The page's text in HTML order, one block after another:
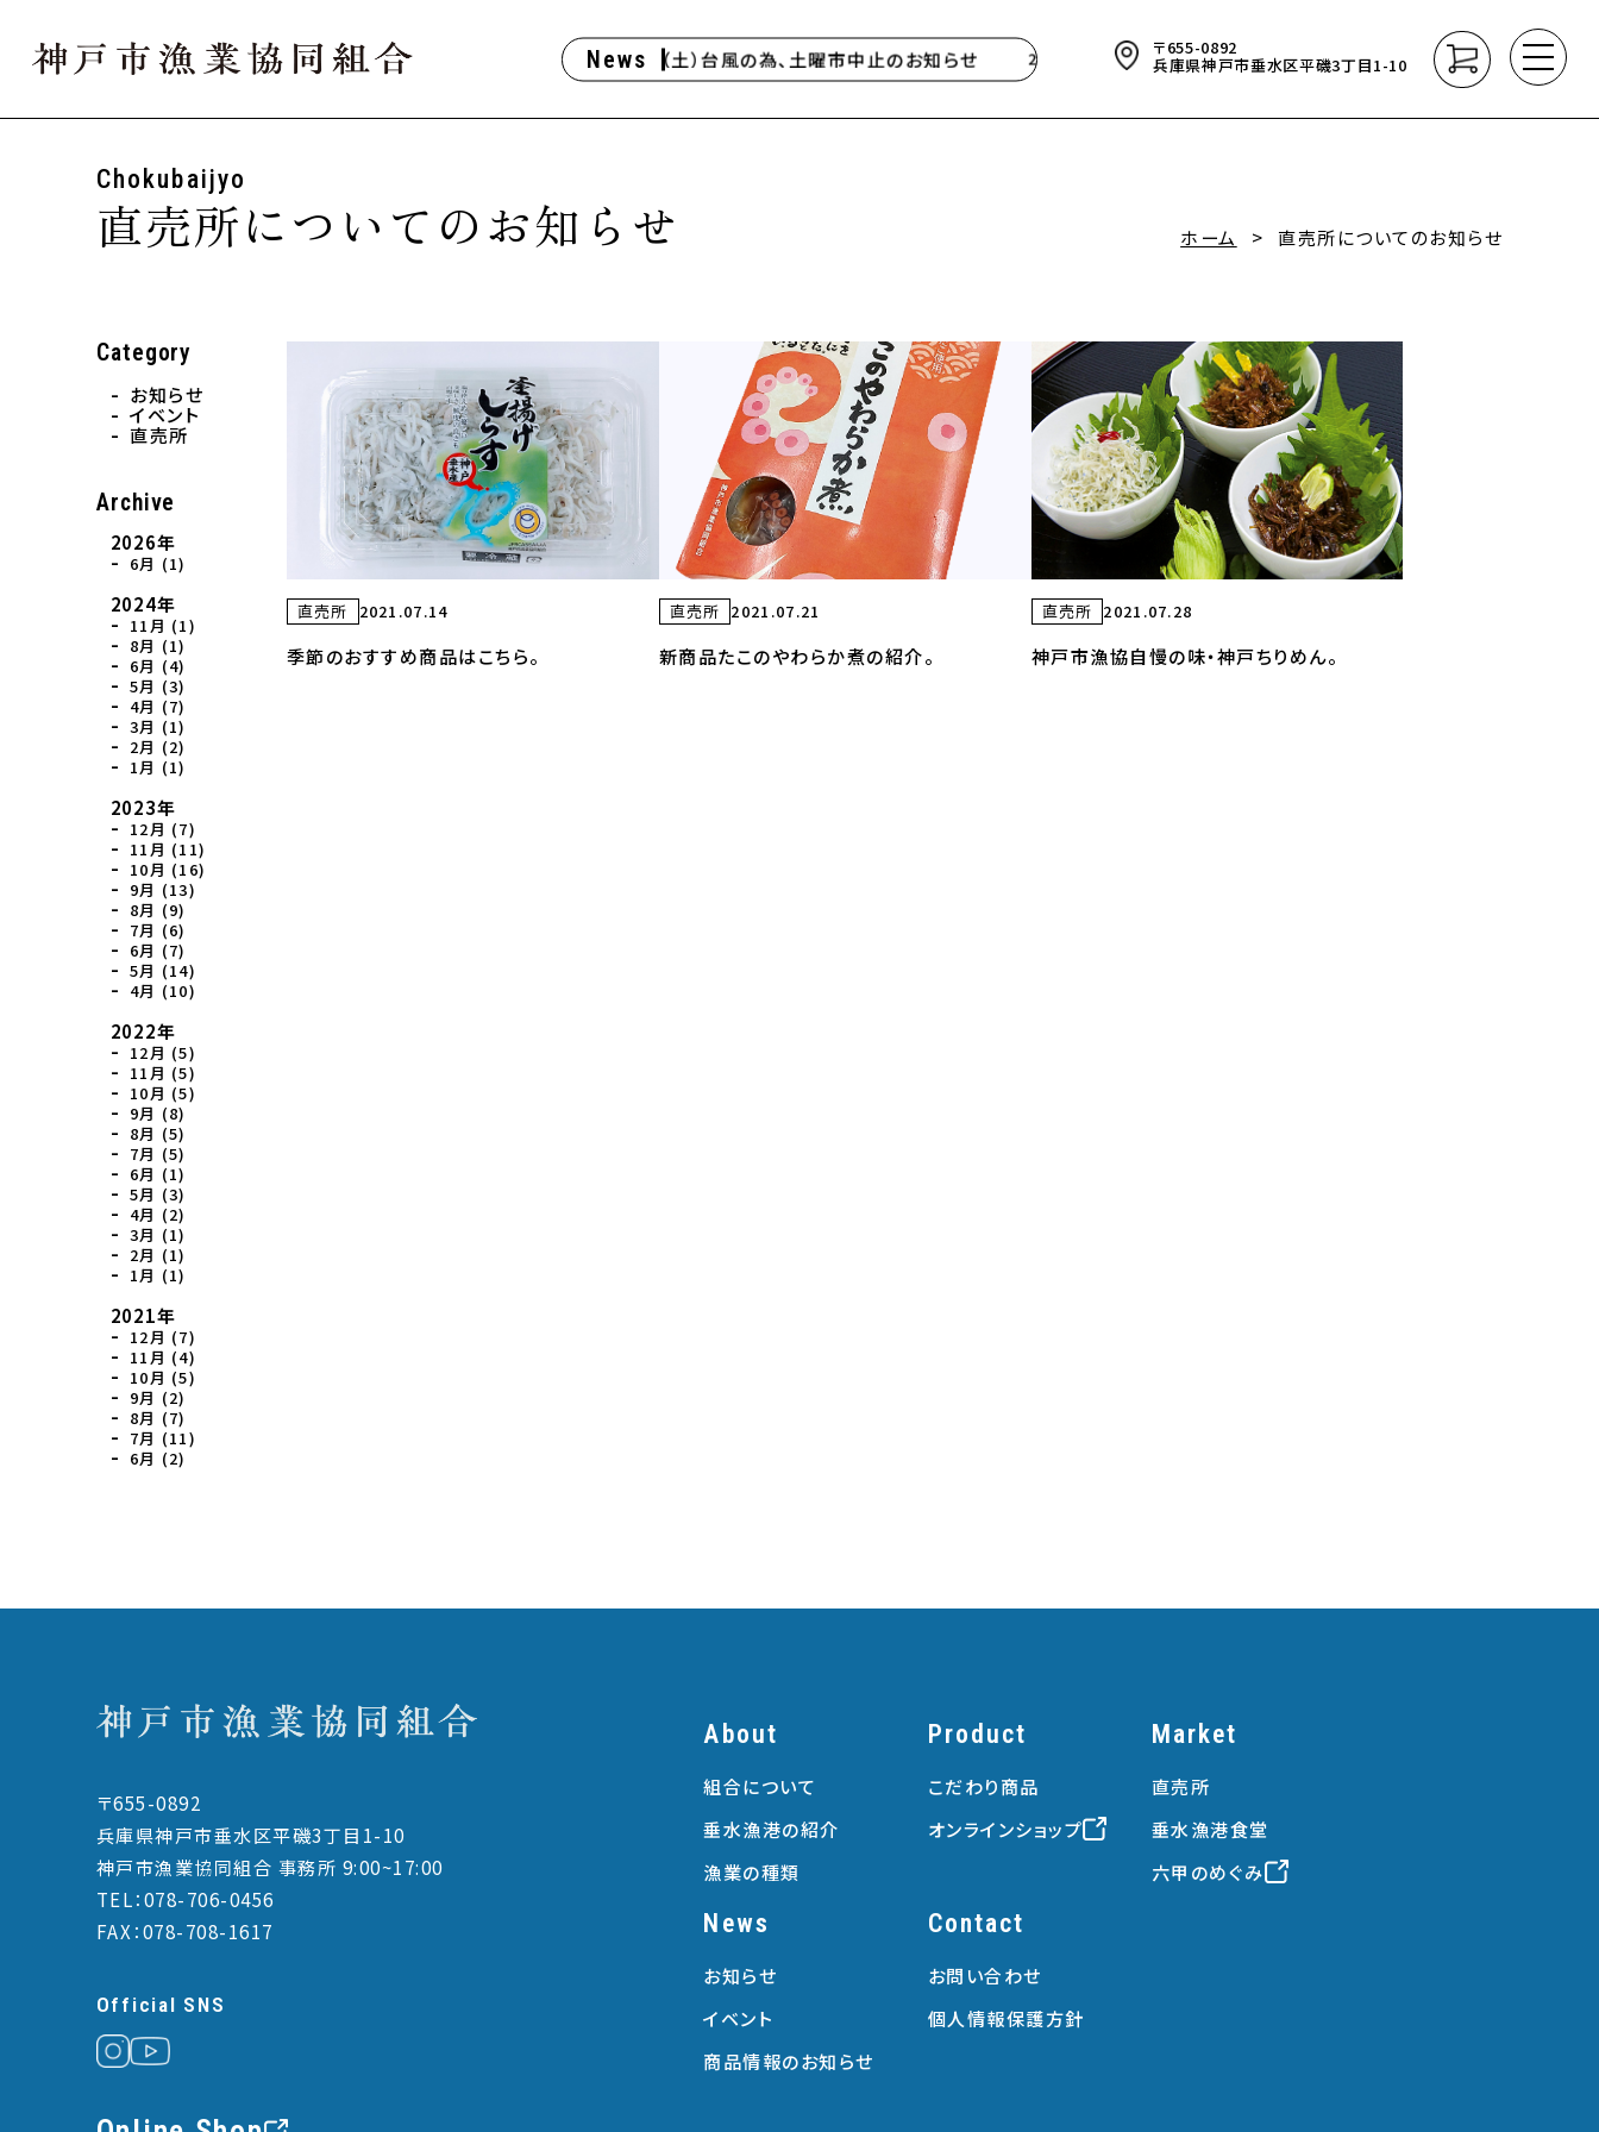
News
2026.06.26 6/27（土）台風の為、土曜市中止のお知らせ 2024.11.06 Webサイトをリニューアルしました 2024.08.29 台風10号
〒655-0892
兵庫県神戸市垂水区平磯3丁目1-10
Chokubaijyo
直売所についてのお知らせ ホーム 直売所についてのお知らせ
直売所 2021.07.14
季節のおすすめ商品はこちら。
直売所 2021.07.21
新商品たこのやわらか煮の紹介。
直売所 2021.07.28
神戸市漁協自慢の味・神戸ちりめん。
Category
お知らせ
イベント
直売所
Archive
2026年
6月 (1)
2024年
11月 (1)
8月 (1)
6月 (4)
5月 (3)
4月 (7)
3月 (1)
2月 (2)
1月 (1)
2023年
12月 (7)
11月 (11)
10月 (16)
9月 (13)
8月 (9)
7月 (6)
6月 (7)
5月 (14)
4月 (10)
2022年
12月 (5)
11月 (5)
10月 (5)
9月 (8)
8月 (5)
7月 (5)
6月 (1)
5月 (3)
4月 (2)
3月 (1)
2月 (1)
1月 (1)
2021年
12月 (7)
11月 (4)
10月 (5)
9月 (2)
8月 (7)
7月 (11)
6月 (2)
〒655-0892
兵庫県神戸市垂水区平磯3丁目1-10
神戸市漁業協同組合 事務所 9:00~17:00
TEL：078-706-0456
FAX：078-708-1617
Official SNS
About
組合について
垂水漁港の紹介
漁業の種類
Product
こだわり商品
オンラインショップ
Market
直売所
垂水漁港食堂
六甲のめぐみ
News
お知らせ
イベント
商品情報のお知らせ
Contact
お問い合わせ
個人情報保護方針